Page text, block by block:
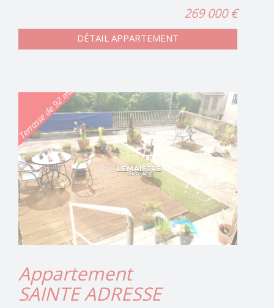
269 000 €
DÉTAIL APPARTEMENT
Appartement
SAINTE ADRESSE